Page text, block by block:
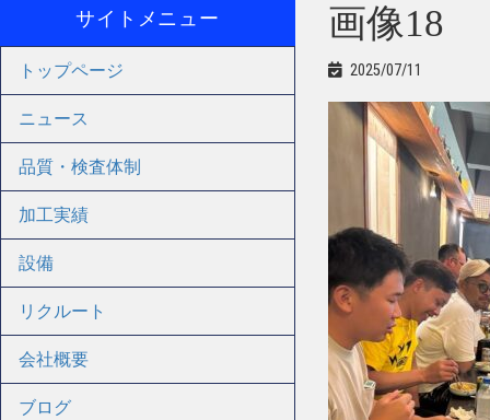
画像18
2025/07/11
サイトメニュー
トップページ
ニュース
品質・検査体制
加工実績
設備
リクルート
会社概要
ブログ